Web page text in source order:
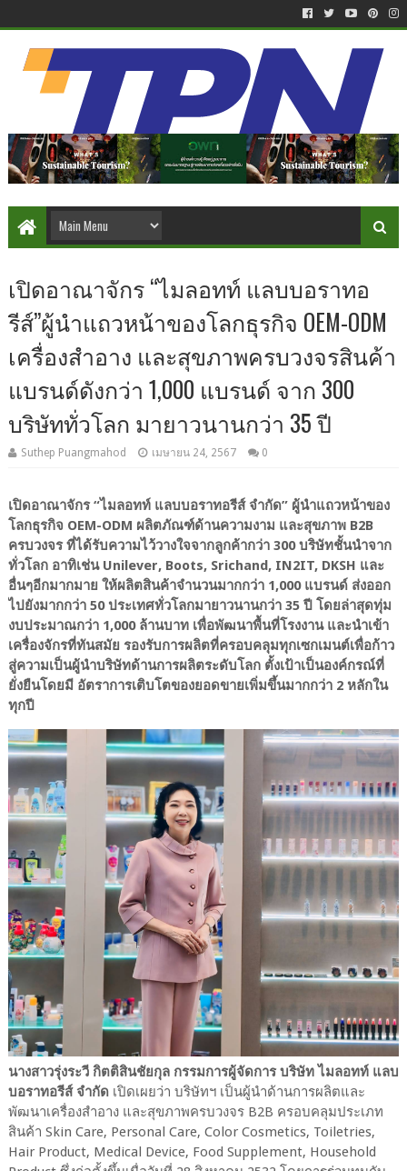
เปิดอาณาจักร “ไมลอทท์ แลบบอราทอ
รีส์”ผู้นำแถวหน้าของโลกธุรกิจ OEM-ODM
เครื่องสำอาง และสุขภาพครบวงจรสินค้า
แบรนด์ดังกว่า 1,000 แบรนด์ จาก 300
บริษัททั่วโลก มายาวนานกว่า 35 ปี
Suthep Puangmahod เมษายน 24, 2567 0
เปิดอาณาจักร “ไมลอทท์ แลบบอราทอรีส์ จำกัด” ผู้นำแถวหน้าของ
โลกธุรกิจ OEM-ODM ผลิตภัณฑ์ด้านความงาม และสุขภาพ B2B
ครบวงจร ที่ได้รับความไว้วางใจจากลูกค้ากว่า 300 บริษัทชั้นนำจาก
ทั่วโลก อาทิเช่น Unilever, Boots, Srichand, IN2IT, DKSH และ
อื่นๆอีกมากมาย ให้ผลิตสินค้าจำนวนมากกว่า 1,000 แบรนด์ ส่งออก
ไปยังมากกว่า 50 ประเทศทั่วโลกมายาวนานกว่า 35 ปี โดยล่าสุดทุ่ม
งบประมาณกว่า 1,000 ล้านบาท เพื่อพัฒนาพื้นที่โรงงาน และนำเข้า
เครื่องจักรที่ทันสมัย รองรับการผลิตที่ครอบคลุมทุกเซกเมนต์เพื่อก้าว
สู่ความเป็นผู้นำบริษัทด้านการผลิตระดับโลก ตั้งเป้าเป็นองค์กรณ์ที่
ยั่งยืนโดยมี อัตราการเติบโตของยอดขายเพิ่มขึ้นมากกว่า 2 หลักใน
ทุกปี
นางสาวรุ่งระวี กิตติสินชัยกุล กรรมการผู้จัดการ บริษัท ไมลอทท์ แลบ
บอราทอรีส์ จำกัดเปิดเผยว่า บริษัทฯ เป็นผู้นำด้านการผลิตและ
พัฒนาเครื่องสำอาง และสุขภาพครบวงจร B2B ครอบคลุมประเภท
สินค้า Skin Care, Personal Care, Color Cosmetics, Toiletries,
Hair Product, Medical Device, Food Supplement, Household